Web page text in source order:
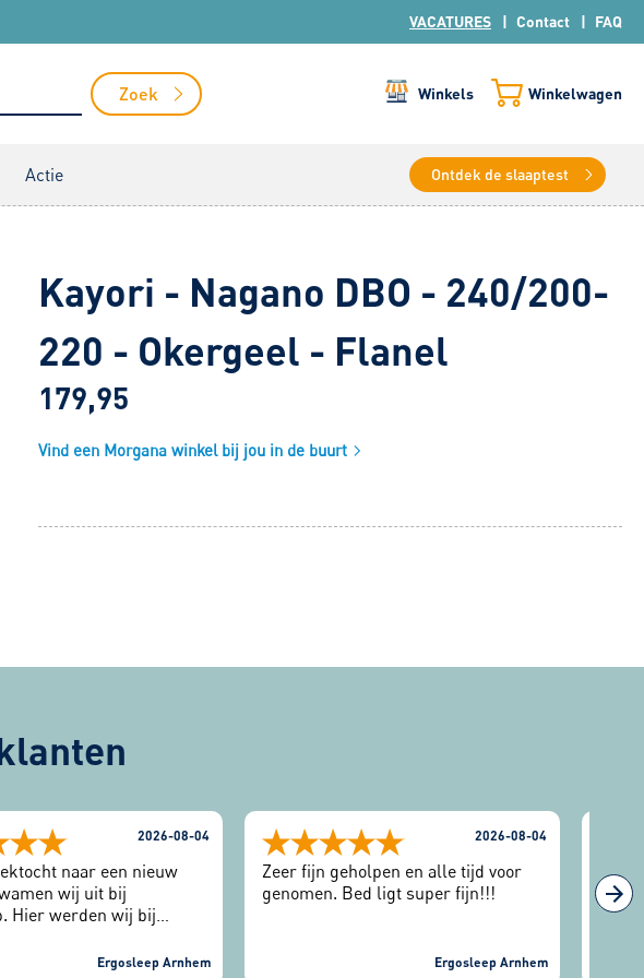
VACATURES Contact FAQ
Zoek Winkels Winkelwagen
Actie Ontdek de slaaptest
Kayori - Nagano DBO - 240/200-
220 - Okergeel - Flanel
179,95
Vind een Morgana winkel bij jou in de buurt
2026-08-04
naar een nieuw
wij uit bij
Hier werden wij bij
gedaan en de
Ergosleep Arnhem
2026-08-04
Zeer fijn geholpen en alle tijd voor
genomen. Bed ligt super fijn!!!
Ergosleep Arnhem
We